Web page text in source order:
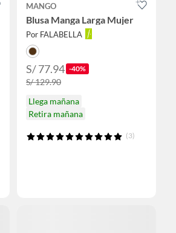
MANGO
Blusa Manga Larga Mujer
Por FALABELLA
S/ 77.94 -40%
S/ 129.90
Llega mañana
Retira mañana
(3)